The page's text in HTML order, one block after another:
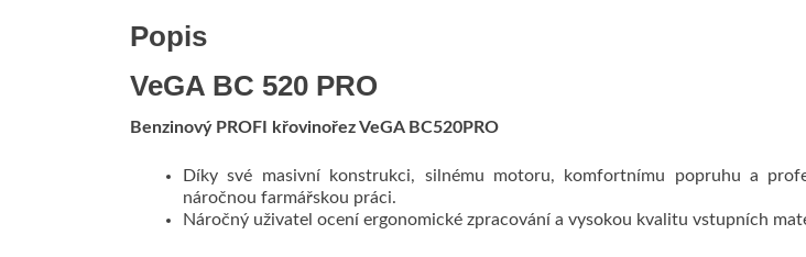
Popis
VeGA BC 520 PRO
Benzinový PROFI křovinořez VeGA BC520PRO
Díky své masivní konstrukci, silnému motoru, komfortnímu popruhu a
náročnou farmářskou práci.
Náročný uživatel ocení ergonomické zpracování a vysokou kvalitu vstupních